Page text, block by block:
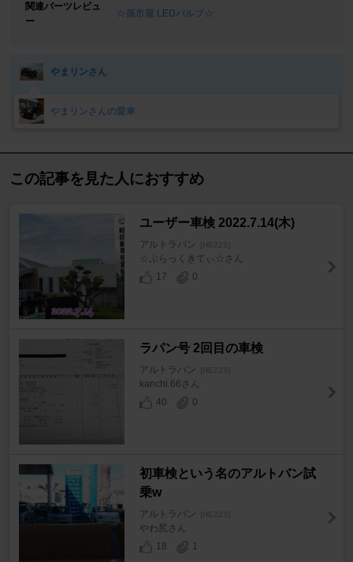
関連パーツレビュ
ー
☆孫市屋 LEDバルブ☆
やまリンさん
やまリンさんの愛車
この記事を見た人におすすめ
ユーザー車検 2022.7.14(木)
アルトラパン [HE22S]
☆ぶらっくきてぃ☆さん
17
0
ラパン号 2回目の車検
アルトラパン [HE22S]
kanchi.66さん
40
0
初車検という名のアルトバン試
乗w
アルトラパン [HE22S]
やわ尻さん
18
1